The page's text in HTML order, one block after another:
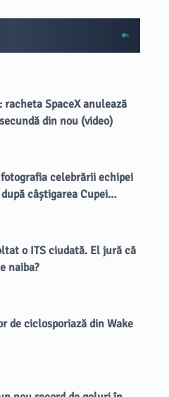
racheta SpaceX anulează
din nou (video)
celebrării echipei
câștigarea Cupei
o ITS ciudată. El jură că
naiba?
de ciclosporiază din Wake